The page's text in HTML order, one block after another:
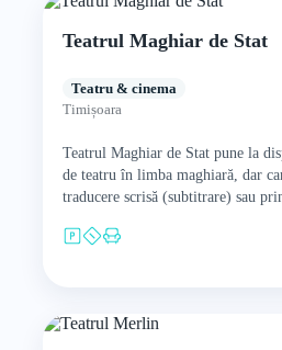
Teatrul Maghiar de Stat
Teatru & cinema
Timișoara
Teatrul Maghiar de Stat pune la
de teatru în limba maghiară, dar
traducere scrisă (subtitrare) sau